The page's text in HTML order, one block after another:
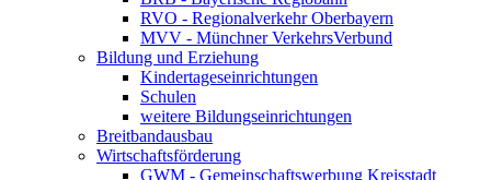
RVO - Regionalverkehr Oberbayern
MVV - Münchner VerkehrsVerbund
Bildung und Erziehung
Kindertageseinrichtungen
Schulen
weitere Bildungseinrichtungen
Breitbandausbau
Wirtschaftsförderung
GWM - Gemeinschaftswerbung Kreisstadt